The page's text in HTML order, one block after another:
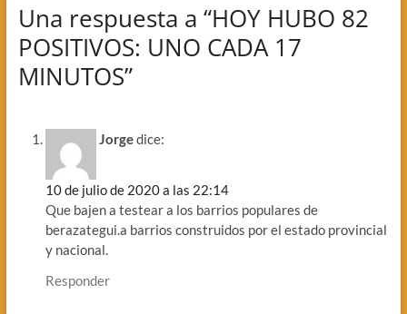
Una respuesta a “HOY HUBO 82
POSITIVOS: UNO CADA 17
MINUTOS”
Jorgedice:
10 de julio de 2020 a las 22:14
Que bajen a testear a los barrios populares de
berazategui.a barrios construidos por el estado provincial
y nacional.
Responder